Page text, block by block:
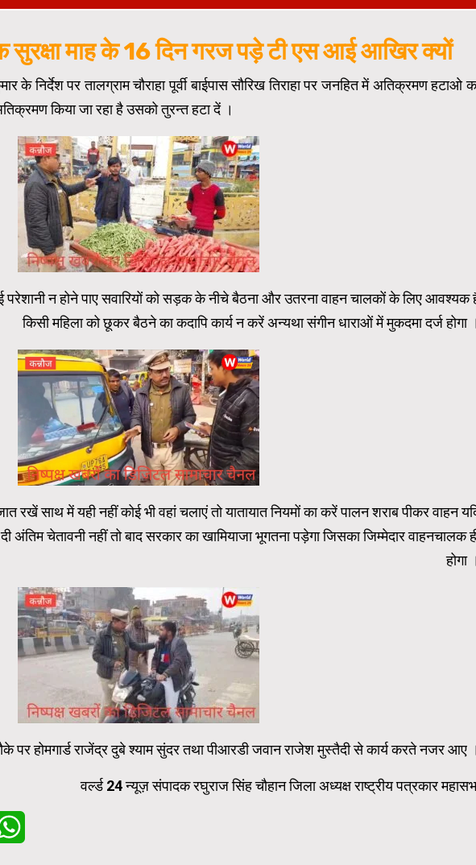
सुरक्षा माह के 16 दिन गरज पड़े टी एस आई आखिर क्यों
के निर्देश पर तालग्राम चौराहा पूर्वी बाईपास सौरिख तिराहा पर जनहित में अतिक्रमण हटाओ
किया जा रहा है उसको तुरन्त हटा दें ।
परेशानी न होने पाए सवारियों को सड़क के नीचे बैठना और उतरना वाहन चालकों के लिए आवश्यक
किसी महिला को छूकर बैठने का कदापि कार्य न करें अन्यथा संगीन धाराओं में मुकदमा दर्ज होगा
साथ में यही नहीं कोई भी वहां चलाएं तो यातायात नियमों का करें पालन शराब पीकर वाहन
अंतिम चेतावनी नहीं तो बाद सरकार का खामियाजा भूगतना पड़ेगा जिसका जिम्मेदार वाहनचालक
होगा
पर होमगार्ड राजेंद्र दुबे श्याम सुंदर तथा पीआरडी जवान राजेश मुस्तैदी से कार्य करते नजर आए
वर्ल्ड 24 न्यूज़ संपादक रघुराज सिंह चौहान जिला अध्यक्ष राष्ट्रीय पत्रकार